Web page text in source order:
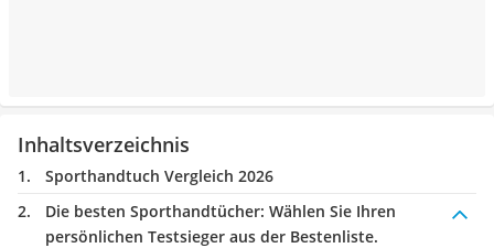
Inhaltsverzeichnis
Sporthandtuch Vergleich 2026
Die besten Sporthandtücher: Wählen Sie Ihren
persönlichen Testsieger aus der Bestenliste.